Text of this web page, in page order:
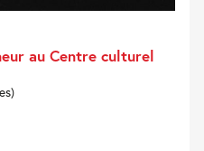
au Centre culturel